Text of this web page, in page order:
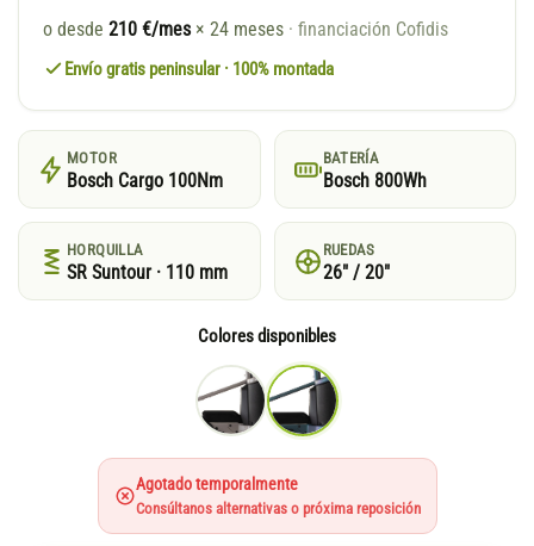
o desde 210 €/mes × 24 meses · financiación Cofidis
Envío gratis peninsular · 100% montada
MOTOR
Bosch Cargo 100Nm
BATERÍA
Bosch 800Wh
HORQUILLA
SR Suntour · 110 mm
RUEDAS
26" / 20"
Colores disponibles
Agotado temporalmente
Consúltanos alternativas o próxima reposición